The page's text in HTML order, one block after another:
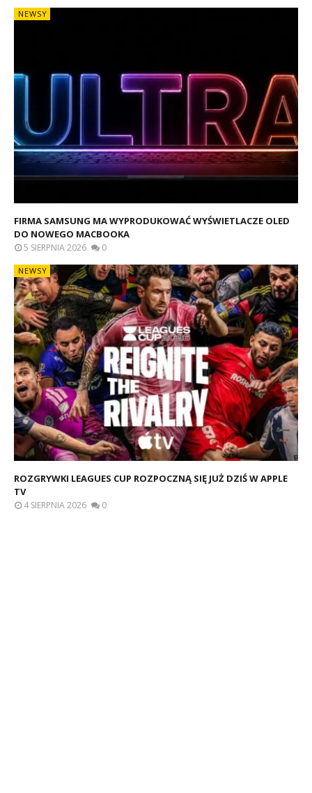
NEWSY
FIRMA SAMSUNG MA WYPRODUKOWAĆ WYŚWIETLACZE OLED
DO NOWEGO MACBOOKA
5 SIERPNIA 2026 0
NEWSY
ROZGRYWKI LEAGUES CUP ROZPOCZNĄ SIĘ JUŻ DZIŚ W APPLE
TV
4 SIERPNIA 2026 0